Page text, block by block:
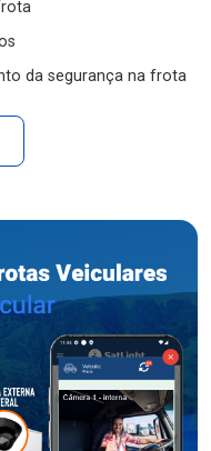
da segurança na frota